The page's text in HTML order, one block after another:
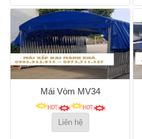
Mái Vòm MV34
Liên hệ